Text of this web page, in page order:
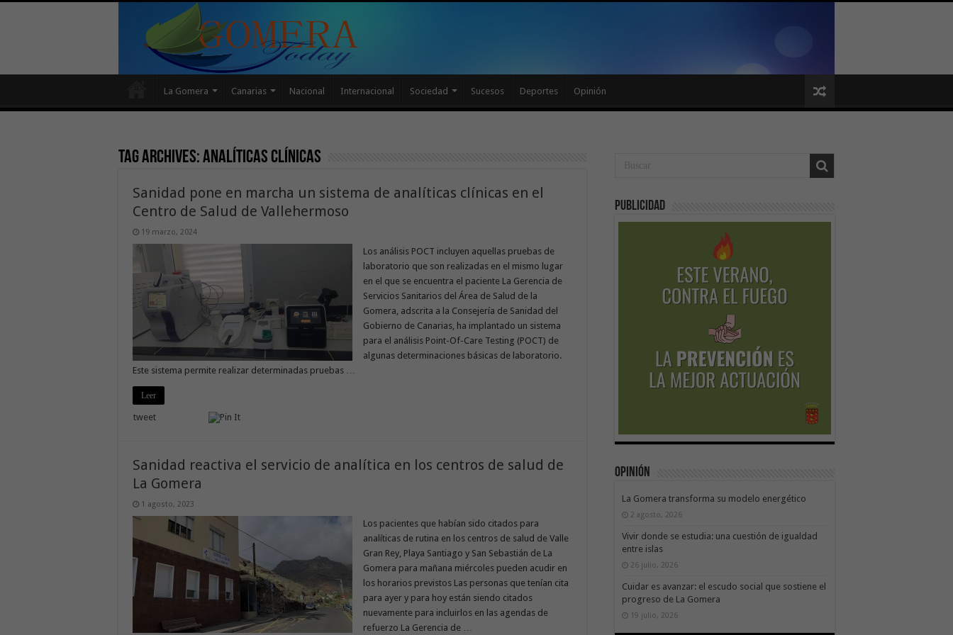
La Gomera Canarias Nacional Internacional Sociedad Sucesos Deportes Opinión
Tag Archives:analíticas clínicas
Sanidad pone en marcha un sistema de analíticas clínicas en el
Centro de Salud de Vallehermoso
19 marzo, 2024
Los análisis POCT incluyen aquellas pruebas de
laboratorio que son realizadas en el mismo lugar
en el que se encuentra el paciente La Gerencia de
Servicios Sanitarios del Área de Salud de la
Gomera, adscrita a la Consejería de Sanidad del
Gobierno de Canarias, ha implantado un sistema
para el análisis Point-Of-Care Testing (POCT) de
algunas determinaciones básicas de laboratorio.
Este sistema permite realizar determinadas pruebas …
Leer
tweet
Sanidad reactiva el servicio de analítica en los centros de salud de
La Gomera
1 agosto, 2023
Los pacientes que habían sido citados para
analíticas de rutina en los centros de salud de Valle
Gran Rey, Playa Santiago y San Sebastián de La
Gomera para mañana miércoles pueden acudir en
los horarios previstos Las personas que tenían cita
para ayer y para hoy están siendo citados
nuevamente para incluirlos en las agendas de
refuerzo La Gerencia de …
Publicidad
Opinión
La Gomera transforma su modelo energético
2 agosto, 2026
Vivir donde se estudia: una cuestión de igualdad
entre islas
26 julio, 2026
Cuidar es avanzar: el escudo social que sostiene el
progreso de La Gomera
19 julio, 2026